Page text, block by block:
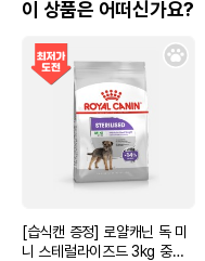
이 상품은 어떠신가요?
[습식캔 증정] 로얄캐닌 독 미
니 스테럴라이즈드 3kg 중성